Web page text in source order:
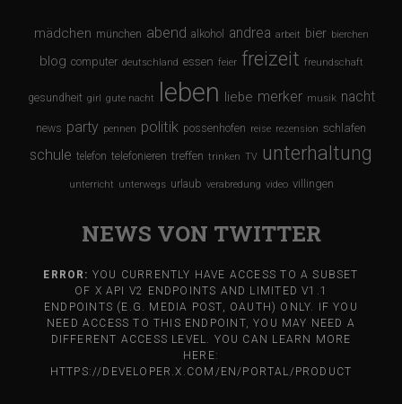
mädchen münchen abend alkohol andrea arbeit bier bierchen
blog computer deutschland essen feier freizeit freundschaft
gesundheit girl gute nacht leben liebe merker musik nacht
news party pennen politik possenhofen reise rezension schlafen
schule telefon telefonieren treffen trinken TV unterhaltung
unterricht unterwegs urlaub verabredung video villingen
NEWS VON TWITTER
ERROR: YOU CURRENTLY HAVE ACCESS TO A SUBSET
OF X API V2 ENDPOINTS AND LIMITED V1.1
ENDPOINTS (E.G. MEDIA POST, OAUTH) ONLY. IF YOU
NEED ACCESS TO THIS ENDPOINT, YOU MAY NEED A
DIFFERENT ACCESS LEVEL. YOU CAN LEARN MORE
HERE:
HTTPS://DEVELOPER.X.COM/EN/PORTAL/PRODUCT